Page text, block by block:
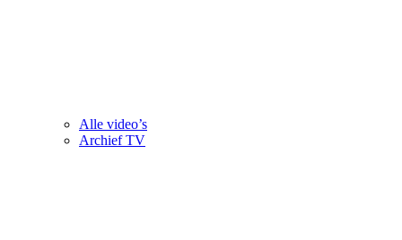
Alle video’s
Archief TV